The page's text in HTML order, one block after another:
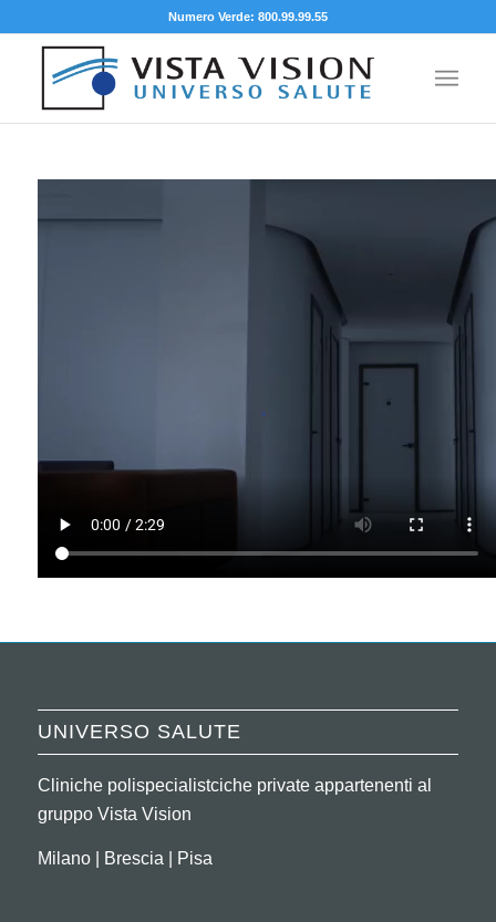
Numero Verde: 800.99.99.55
UNIVERSO SALUTE
Cliniche polispecialistciche private appartenenti al
gruppo Vista Vision
Milano | Brescia | Pisa